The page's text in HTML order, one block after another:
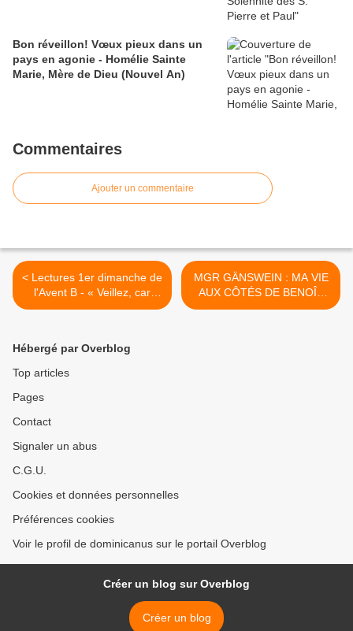
Bon réveillon! Vœux pieux dans un
pays en agonie - Homélie Sainte
Marie, Mère de Dieu (Nouvel An)
Commentaires
Ajouter un commentaire
< Lectures 1er dimanche de
l'Avent B - « Veillez, car
vous ne savez pas quand
MGR GÄNSWEIN : MA VIE
AUX CÔTÉS DE BENOÎT
XVI >
Hébergé par Overblog
Top articles
Pages
Contact
Signaler un abus
C.G.U.
Cookies et données personnelles
Préférences cookies
Voir le profil de dominicanus sur le portail Overblog
Créer un blog sur Overblog
Créer un blog